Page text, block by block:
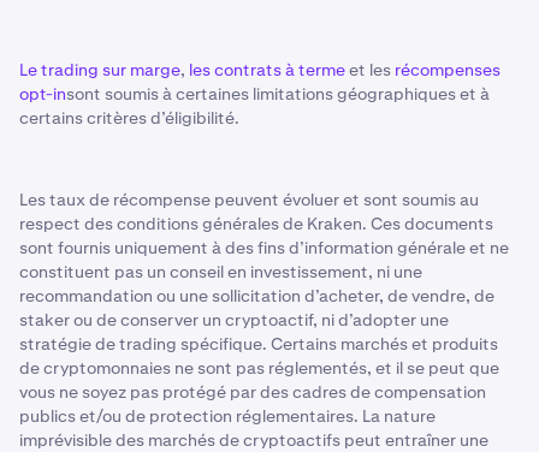
Le trading sur marge, les contrats à termeet les récompenses
opt-insont soumis à certaines limitations géographiques et à
certains critères d’éligibilité.
Les taux de récompense peuvent évoluer et sont soumis au
respect des conditions générales de Kraken. Ces documents
sont fournis uniquement à des fins d’information générale et ne
constituent pas un conseil en investissement, ni une
recommandation ou une sollicitation d’acheter, de vendre, de
staker ou de conserver un cryptoactif, ni d’adopter une
stratégie de trading spécifique. Certains marchés et produits
de cryptomonnaies ne sont pas réglementés, et il se peut que
vous ne soyez pas protégé par des cadres de compensation
publics et/ou de protection réglementaires. La nature
imprévisible des marchés de cryptoactifs peut entraîner une